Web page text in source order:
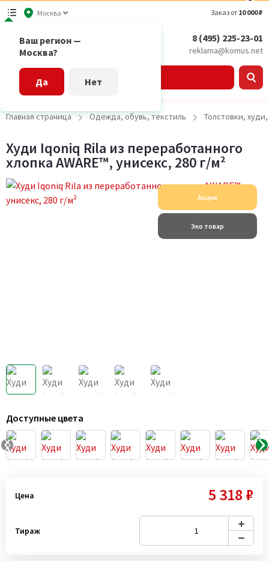
Москва
Ваш регион —
Москва?
Да Нет
Заказ от 10 000 ₽
8 (495) 225-23-01
reklama@komus.net
Главная страница Одежда, обувь, текстиль Толстовки,
Худи Iqoniq Rila из переработанного
хлопка AWARE™, унисекс, 280 г/м²
Акция
Эко товар
Доступные цвета
Цена 5 318 ₽
Тираж